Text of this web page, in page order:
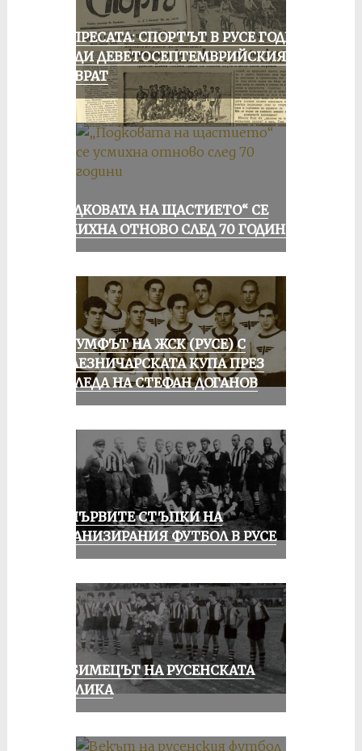
ОТ ПРЕСАТА: СПОРТЪТ В РУСЕ ГОДИНА
ПРЕДИ ДЕВЕТОСЕПТЕМВРИЙСКИЯ
ПРЕВРАТ
„ПОДКОВАТА НА ЩАСТИЕТО“ СЕ
УСМИХНА ОТНОВО СЛЕД 70 ГОДИНИ
ТРИУМФЪТ НА ЖСК (РУСЕ) С
ЖЕЛЕЗНИЧАРСКАТА КУПА ПРЕЗ
ПОГЛЕДА НА СТЕФАН ДОГАНОВ
ЗА ПЪРВИТЕ СТЪПКИ НА
ОРГАНИЗИРАНИЯ ФУТБОЛ В РУСЕ
ЛЮБИМЕЦЪТ НА РУСЕНСКАТА
ПУБЛИКА